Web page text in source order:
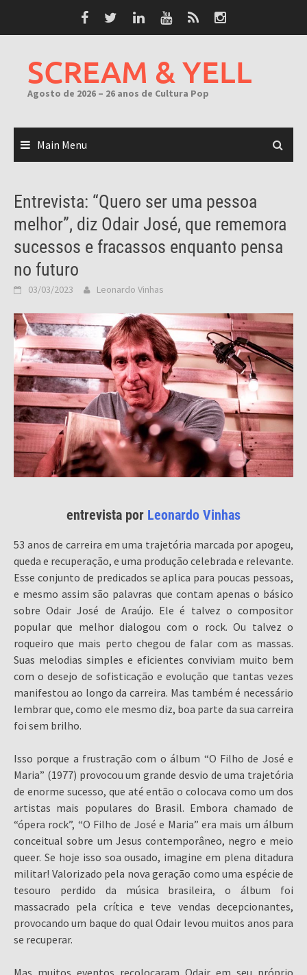
SCREAM & YELL
Agosto de 2026 – 26 anos de Cultura Pop
Main Menu
Entrevista: “Quero ser uma pessoa
melhor”, diz Odair José, que rememora
sucessos e fracassos enquanto pensa
no futuro
03/03/2023 Leonardo Vinhas
entrevista por Leonardo Vinhas
53 anos de carreira em uma trajetória marcada por apogeu,
queda e recuperação, e uma produção celebrada e relevante.
Esse conjunto de predicados se aplica para poucas pessoas,
e mesmo assim são palavras que contam apenas o básico
sobre Odair José de Araújo. Ele é talvez o compositor
popular que melhor dialogou com o rock. Ou talvez o
roqueiro que mais perto chegou de falar com as massas.
Suas melodias simples e eficientes conviviam muito bem
com o desejo de sofisticação e evolução que tantas vezes
manifestou ao longo da carreira. Mas também é necessário
lembrar que, como ele mesmo diz, boa parte da sua carreira
foi sem brilho.
Isso porque a frustração com o álbum “O Filho de José e
Maria” (1977) provocou um grande desvio de uma trajetória
de enorme sucesso, que até então o colocava como um dos
artistas mais populares do Brasil. Embora chamado de
“ópera rock”, “O Filho de José e Maria” era mais um álbum
conceitual sobre um Jesus contemporâneo, negro e meio
queer. Se hoje isso soa ousado, imagine em plena ditadura
militar! Valorizado pela nova geração como uma espécie de
tesouro perdido da música brasileira, o álbum foi
massacrado pela crítica e teve vendas decepcionantes,
provocando um baque do qual Odair levou muitos anos para
se recuperar.